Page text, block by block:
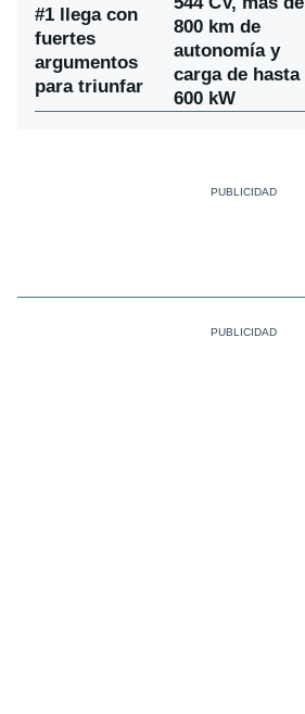
#1 llega con
fuertes
argumentos
para triunfar
800 km de
autonomía y
carga de hasta
600 kW